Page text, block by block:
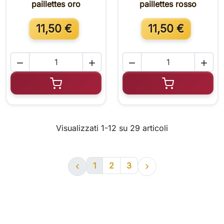
paillettes oro
11,50 €


Aggiungi al carrello
paillettes rosso
11,50 €


Aggiungi al
Visualizzati 1-12 su 29 articoli
 1 2 3 